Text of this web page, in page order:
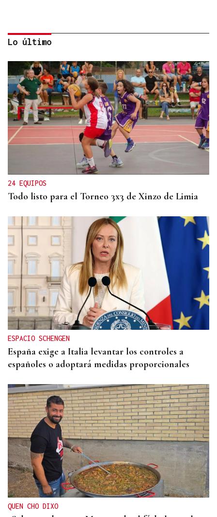
DEPORTE EN LA DIÁSPORA
La Xunta ratifica su apoyo al Galicia Esporte
Clube de Salvador de Bahía
Lo último
24 EQUIPOS
Todo listo para el Torneo 3x3 de Xinzo de Limia
ESPACIO SCHENGEN
España exige a Italia levantar los controles a
españoles o adoptará medidas proporcionales
QUEN CHO DIXO